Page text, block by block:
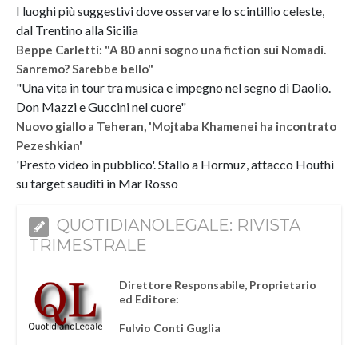
I luoghi più suggestivi dove osservare lo scintillio celeste,
dal Trentino alla Sicilia
Beppe Carletti: "A 80 anni sogno una fiction sui Nomadi.
Sanremo? Sarebbe bello"
"Una vita in tour tra musica e impegno nel segno di Daolio.
Don Mazzi e Guccini nel cuore"
Nuovo giallo a Teheran, 'Mojtaba Khamenei ha incontrato
Pezeshkian'
'Presto video in pubblico'. Stallo a Hormuz, attacco Houthi
su target sauditi in Mar Rosso
QUOTIDIANOLEGALE: RIVISTA
TRIMESTRALE
Direttore Responsabile, Proprietario
ed Editore:
Fulvio Conti Guglia